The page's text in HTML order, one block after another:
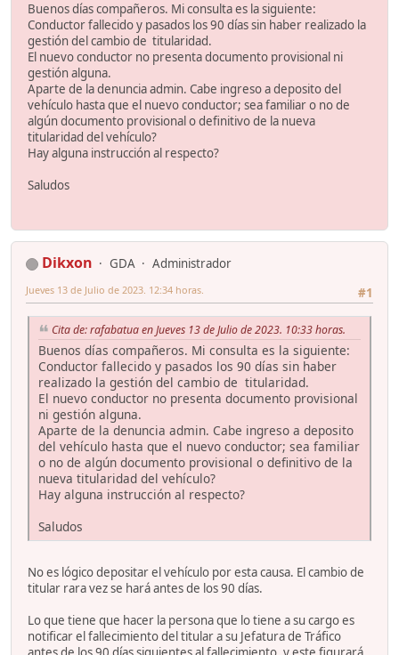
Buenos días compañeros. Mi consulta es la siguiente:
Conductor fallecido y pasados los 90 días sin haber realizado la
gestión del cambio de titularidad.
El nuevo conductor no presenta documento provisional ni
gestión alguna.
Aparte de la denuncia admin. Cabe ingreso a deposito del
vehículo hasta que el nuevo conductor; sea familiar o no de
algún documento provisional o definitivo de la nueva
titularidad del vehículo?
Hay alguna instrucción al respecto?
Saludos
Dikxon GDA
Administrador
#1
Jueves 13 de Julio de 2023. 12:34 horas.
Cita de: rafabatua en Jueves 13 de Julio de 2023. 10:33 horas.
Buenos días compañeros. Mi consulta es la siguiente:
Conductor fallecido y pasados los 90 días sin haber
realizado la gestión del cambio de titularidad.
El nuevo conductor no presenta documento provisional
ni gestión alguna.
Aparte de la denuncia admin. Cabe ingreso a deposito
del vehículo hasta que el nuevo conductor; sea familiar
o no de algún documento provisional o definitivo de la
nueva titularidad del vehículo?
Hay alguna instrucción al respecto?
Saludos
No es lógico depositar el vehículo por esta causa. El cambio de
titular rara vez se hará antes de los 90 días.
Lo que tiene que hacer la persona que lo tiene a su cargo es
notificar el fallecimiento del titular a su Jefatura de Tráfico